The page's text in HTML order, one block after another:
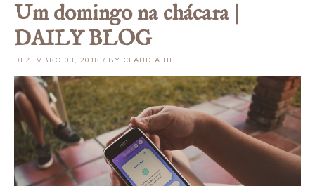
Um domingo na chácara |
DAILY BLOG
DEZEMBRO 03, 2018 / BY CLAUDIA HI